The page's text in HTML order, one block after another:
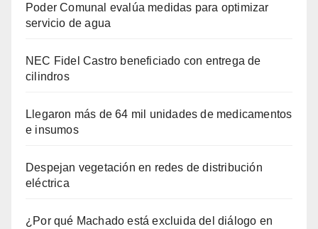
Poder Comunal evalúa medidas para optimizar
servicio de agua
NEC Fidel Castro beneficiado con entrega de
cilindros
Llegaron más de 64 mil unidades de medicamentos
e insumos
Despejan vegetación en redes de distribución
eléctrica
¿Por qué Machado está excluida del diálogo en